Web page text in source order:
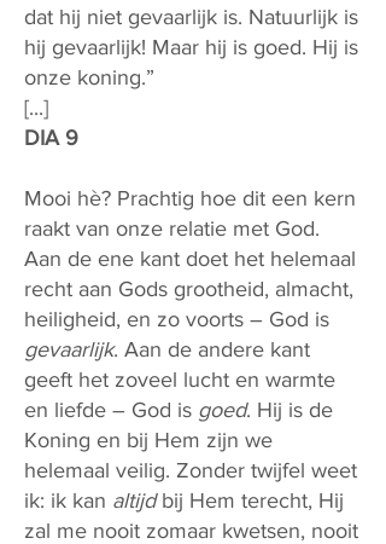
dat hij niet gevaarlijk is. Natuurlijk is
hij gevaarlijk! Maar hij is goed. Hij is
onze koning.”
[...]
DIA 9
Mooi hè? Prachtig hoe dit een kern
raakt van onze relatie met God.
Aan de ene kant doet het helemaal
recht aan Gods grootheid, almacht,
heiligheid, en zo voorts – God is
gevaarlijk. Aan de andere kant
geeft het zoveel lucht en warmte
en liefde – God is goed. Hij is de
Koning en bij Hem zijn we
helemaal veilig. Zonder twijfel weet
ik: ik kan altijdbij Hem terecht, Hij
zal me nooit zomaar kwetsen, nooit